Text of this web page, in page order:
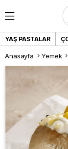
YAŞ PASTALAR
Anasayfa Yemek